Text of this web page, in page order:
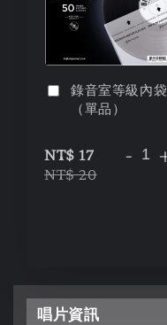
錄音室等級內袋
（單品）
NT$ 17
NT$ 20
-
唱片資訊